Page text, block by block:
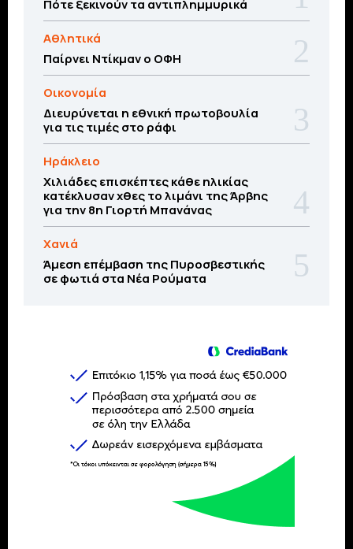
Πότε ξεκινούν τα αντιπλημμυρικά
Αθλητικά
Παίρνει Ντίκμαν ο ΟΦΗ
Οικονομία
Διευρύνεται η εθνική πρωτοβουλία
για τις τιμές στο ράφι
Ηράκλειο
Χιλιάδες επισκέπτες κάθε ηλικίας
κατέκλυσαν χθες το λιμάνι της Άρβης
για την 8η Γιορτή Μπανάνας
Χανιά
Άμεση επέμβαση της Πυροσβεστικής
σε φωτιά στα Νέα Ρούματα